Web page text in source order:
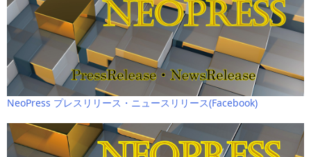
NeoPress プレスリリース・ニュースリリース(Facebook)